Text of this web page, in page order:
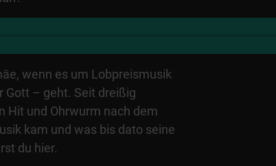
wenn es um Lobpreismusik
Gott – geht. Seit dreißig
Hit und Ohrwurm nach dem
kam und was bis dato seine
du hier.